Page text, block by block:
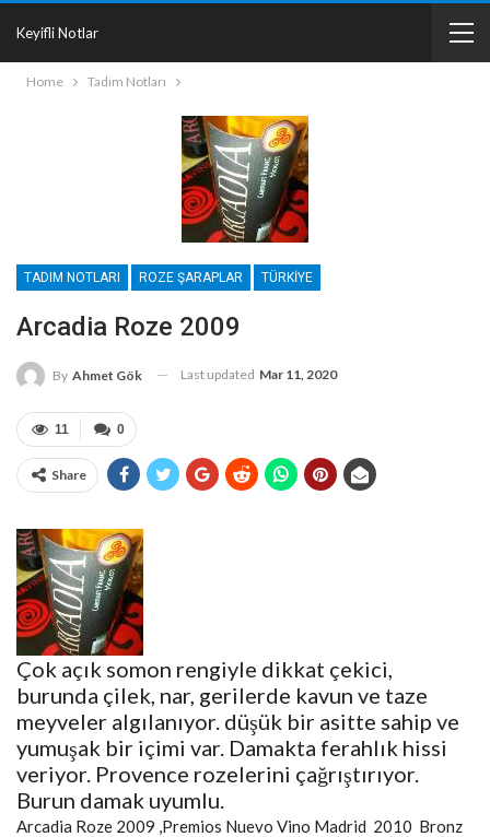
Keyifli Notlar
Home Tadım Notları
TADIM NOTLARI ROZE ŞARAPLAR TÜRKIYE
Arcadia Roze 2009
By Ahmet Gök Last updated Mar 11, 2020
0
11
Share
Çok açık somon rengiyle dikkat çekici,
burunda çilek, nar, gerilerde kavun ve taze
meyveler algılanıyor. düşük bir asitte sahip ve
yumuşak bir içimi var. Damakta ferahlık hissi
veriyor. Provence rozelerini çağrıştırıyor.
Burun damak uyumlu.
Arcadia Roze 2009 ,Premios Nuevo Vino Madrid 2010 Bronz